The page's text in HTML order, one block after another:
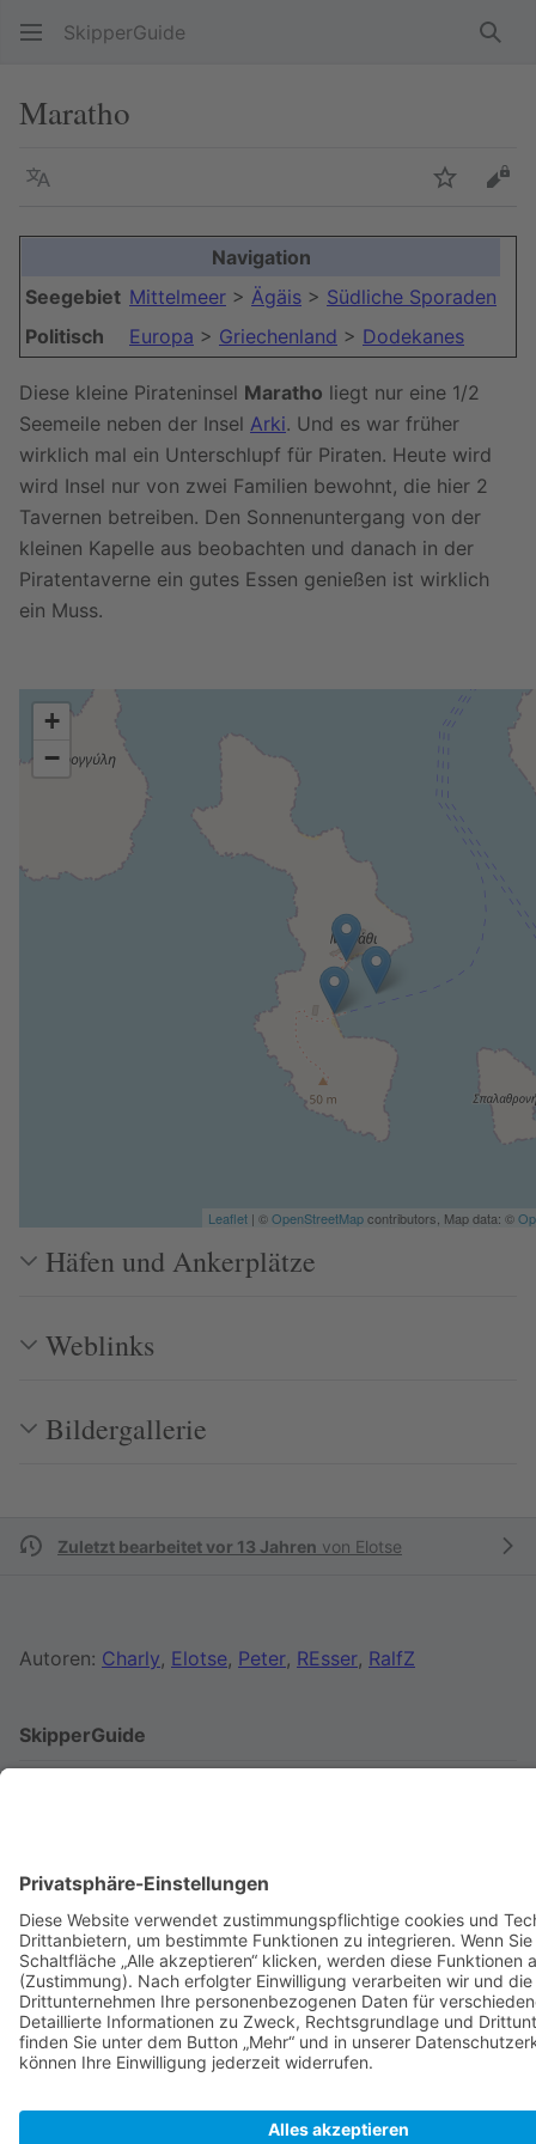
SkipperGuide
Maratho
Sprache
Navigation
Seegebiet Mittelmeer > Ägäis > Südliche Sporaden
Politisch
Europa > Griechenland > Dodekanes
Diese kleine Pirateninsel Maratho liegt nur eine 1/2
Seemeile neben der Insel Arki. Und es war früher
wirklich mal ein Unterschlupf für Piraten. Heute wird
wird Insel nur von zwei Familien bewohnt, die hier 2
Tavernen betreiben. Den Sonnenuntergang von der
kleinen Kapelle aus beobachten und danach in der
Piratentaverne ein gutes Essen genießen ist wirklich
ein Muss.
+
−
Leaflet | ©OpenStreetMapcontributors, Map data: ©
Häfen und Ankerplätze
Weblinks
Bildergallerie
Zuletzt bearbeitet vor 13 Jahren von Elotse
Autoren: Charly, Elotse, Peter, REsser, RalfZ
SkipperGuide